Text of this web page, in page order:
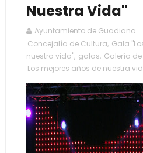
Nuestra Vida"
Ayuntamiento de Guadiana
Concejalía de Cultura, Gala
nuestra vida", galas, Galería
Los mejores años de nuestra